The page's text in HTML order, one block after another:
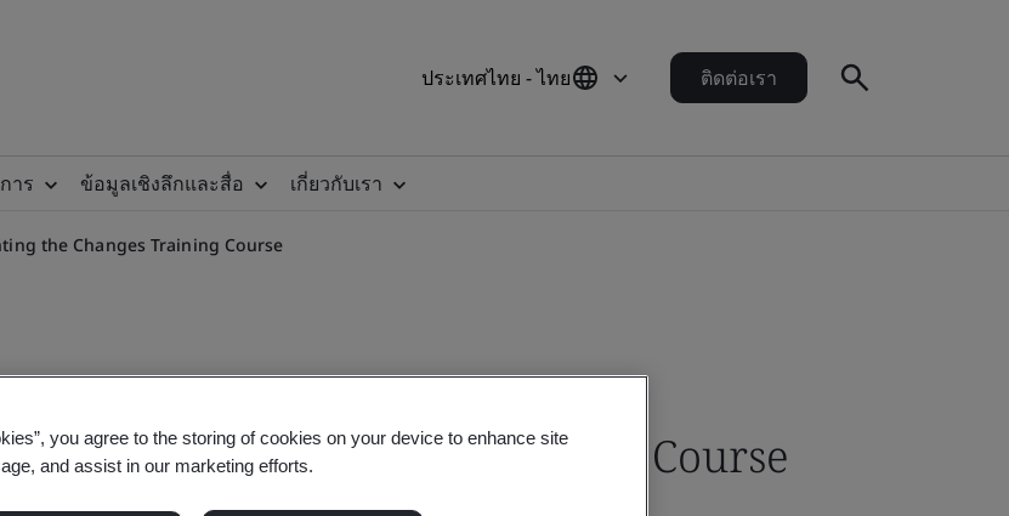
ประเทศไทย - ไทย ติดต่อเรา
าร ข้อมูลเชิงลึกและสื่อ เกี่ยวกับเรา
the Changes Training Course
the Changes Training Course
you agree to the storing of cookies on your device to enhance site
and assist in our marketing efforts.